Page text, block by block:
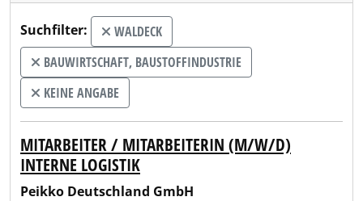
Suchfilter:
WALDECK
BAUWIRTSCHAFT, BAUSTOFFINDUSTRIE
KEINE ANGABE
MITARBEITER / MITARBEITERIN (M/W/D)
INTERNE LOGISTIK
Peikko Deutschland GmbH